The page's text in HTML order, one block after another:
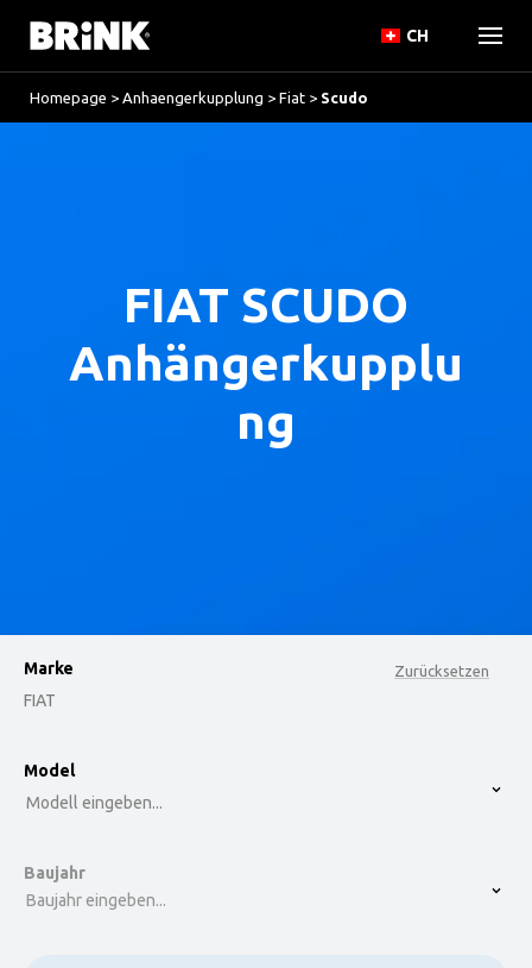
CH
Homepage > Anhaengerkupplung > Fiat > Scudo
FIAT SCUDO
Anhängerkupplu
ng
Zurücksetzen
Marke
FIAT
option , selected.
Model
Modell eingeben...
Baujahr
Baujahr eingeben...